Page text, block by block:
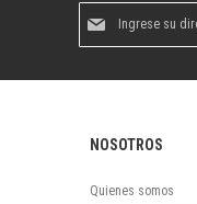
boletín
NOSOTROS
Quienes somos